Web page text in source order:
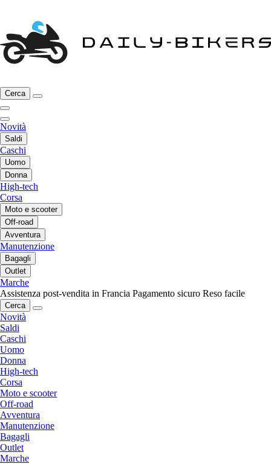
Cerca
Novità
Saldi
Caschi
Uomo
Donna
High-tech
Corsa
Moto e scooter
Off-road
Avventura
Manutenzione
Bagagli
Outlet
Marche
Assistenza post-vendita in Francia Pagamento sicuro Reso facile
Cerca
Novità
Saldi
Caschi
Uomo
Donna
High-tech
Corsa
Moto e scooter
Off-road
Avventura
Manutenzione
Bagagli
Outlet
Marche